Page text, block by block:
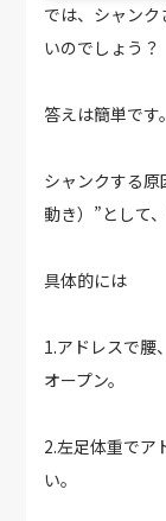
では、シャン
いのでしょう？
答えは簡単です。
シャンクする原
動き）”として
具体的には
1.アドレスで腰
オープン。
2.左足体重でア
い。